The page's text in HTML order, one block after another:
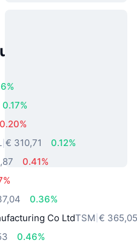
de echte
0.17%
0.20%
€ 310,71
0.12%
0.41%
0.36%
Co LtdTSM €
0.46%